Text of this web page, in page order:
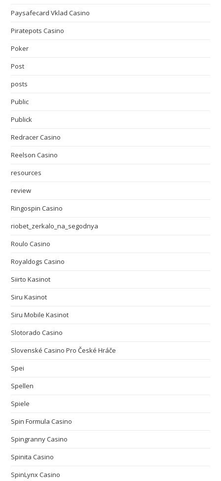
Paysafecard Vklad Casino
Piratepots Casino
Poker
Post
posts
Public
Publick
Redracer Casino
Reelson Casino
resources
review
Ringospin Casino
riobet_zerkalo_na_segodnya
Roulo Casino
Royaldogs Casino
Siirto Kasinot
Siru Kasinot
Siru Mobile Kasinot
Slotorado Casino
Slovenské Casino Pro České Hráče
Spei
Spellen
Spiele
Spin Formula Casino
Spingranny Casino
Spinita Casino
SpinLynx Casino